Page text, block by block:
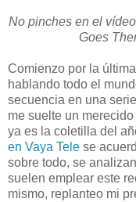
No pinches en el
Goes
Comienzo por la
hablando todo el
secuencia en una
me suelte un merecido
ya es la coletilla del
en Vaya Tele se
sobre todo, se
suelen emplear este
mismo, replanteo mi